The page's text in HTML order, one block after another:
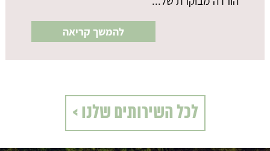
להמשך קריאה
לכל השירותים שלנו >